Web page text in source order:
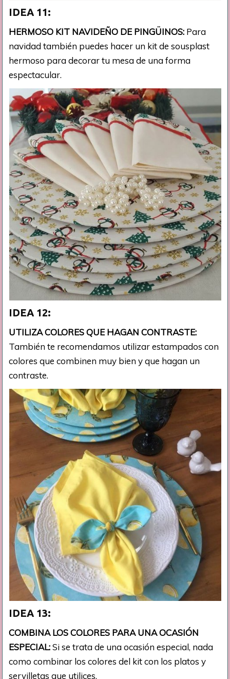
IDEA 11:
HERMOSO KIT NAVIDEÑO DE PINGÜINOS: Para
navidad también puedes hacer un kit de sousplast
hermoso para decorar tu mesa de una forma
espectacular.
IDEA 12:
UTILIZA COLORES QUE HAGAN CONTRASTE:
También te recomendamos utilizar estampados con
colores que combinen muy bien y que hagan un
contraste.
IDEA 13:
COMBINA LOS COLORES PARA UNA OCASIÓN
ESPECIAL:Si se trata de una ocasión especial, nada
como combinar los colores del kit con los platos y
servilletas que utilices.